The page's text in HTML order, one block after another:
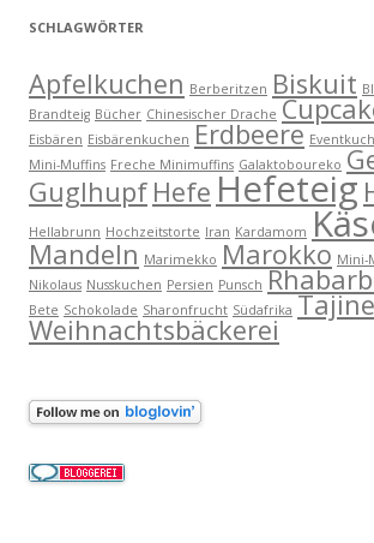
SCHLAGWÖRTER
Apfelkuchen Berberitzen Biskuit
Brandteig Bücher Chinesischer Drache
Eisbären Eisbärenkuchen Erdbeere
Mini-Muffins Freche Minimuffins Galaktoboureko
Guglhupf Hefe Hefeteig
Hellabrunn Hochzeitstorte Iran Kardamom
Mandeln Marimekko Marokko Mini-
Nikolaus Nusskuchen Persien Punsch
Bete Schokolade Sharonfrucht Südafrika Tajine
Weihnachtsbäckerei